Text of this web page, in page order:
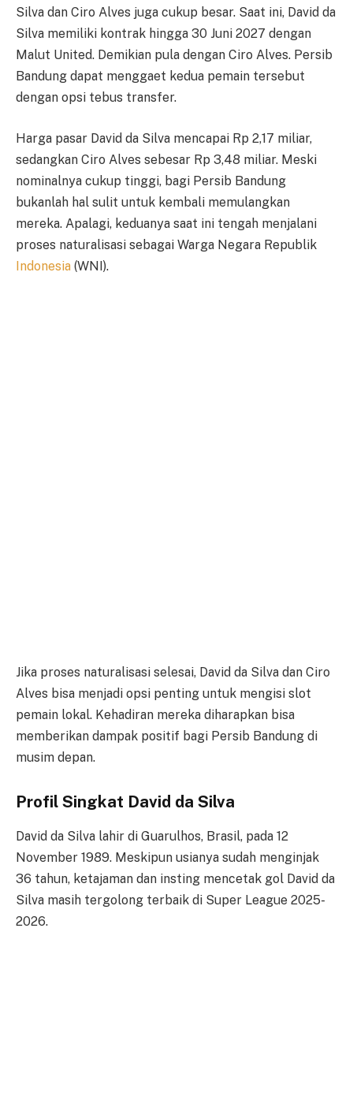
Silva dan Ciro Alves juga cukup besar. Saat ini, David da
Silva memiliki kontrak hingga 30 Juni 2027 dengan
Malut United. Demikian pula dengan Ciro Alves. Persib
Bandung dapat menggaet kedua pemain tersebut
dengan opsi tebus transfer.
Harga pasar David da Silva mencapai Rp 2,17 miliar,
sedangkan Ciro Alves sebesar Rp 3,48 miliar. Meski
nominalnya cukup tinggi, bagi Persib Bandung
bukanlah hal sulit untuk kembali memulangkan
mereka. Apalagi, keduanya saat ini tengah menjalani
proses naturalisasi sebagai Warga Negara Republik
Indonesia (WNI).
Jika proses naturalisasi selesai, David da Silva dan Ciro
Alves bisa menjadi opsi penting untuk mengisi slot
pemain lokal. Kehadiran mereka diharapkan bisa
memberikan dampak positif bagi Persib Bandung di
musim depan.
Profil Singkat David da Silva
David da Silva lahir di Guarulhos, Brasil, pada 12
November 1989. Meskipun usianya sudah menginjak
36 tahun, ketajaman dan insting mencetak gol David da
Silva masih tergolong terbaik di Super League 2025-
2026.